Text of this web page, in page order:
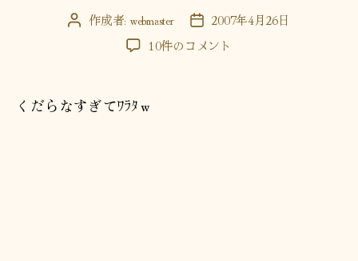
投 作成者: webmaster
投
稿
日
2007年4月26日
し
ゃ
10件のコメント
くだらなすぎてﾜﾗﾀｗ